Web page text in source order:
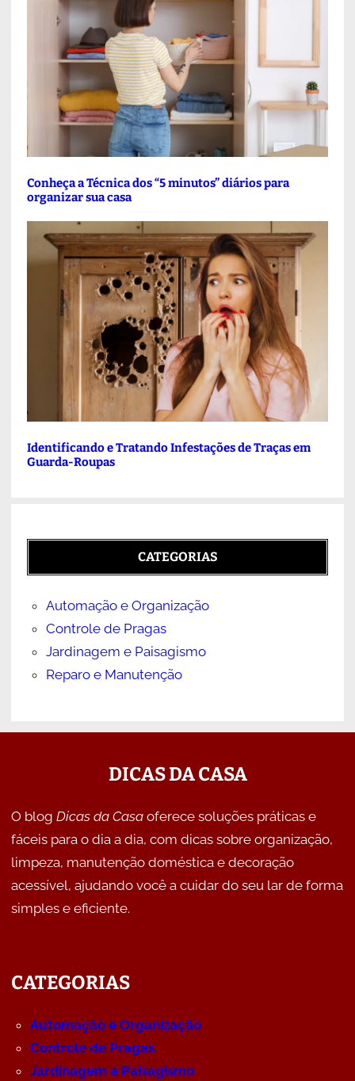
Conheça a Técnica dos “5 minutos” diários para
organizar sua casa
Identificando e Tratando Infestações de Traças em
Guarda-Roupas
CATEGORIAS
Automação e Organização
Controle de Pragas
Jardinagem e Paisagismo
Reparo e Manutenção
DICAS DA CASA
O blog Dicas da Casaoferece soluções práticas e
fáceis para o dia a dia, com dicas sobre organização,
limpeza, manutenção doméstica e decoração
acessível, ajudando você a cuidar do seu lar de forma
simples e eficiente.
CATEGORIAS
Automação e Organização
Controle de Pragas
Jardinagem e Paisagismo